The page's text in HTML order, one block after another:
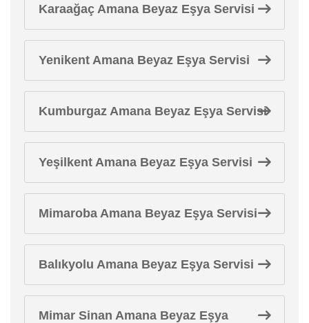
Karaağaç Amana Beyaz Eşya Servisi
Yenikent Amana Beyaz Eşya Servisi
Kumburgaz Amana Beyaz Eşya Servisi
Yeşilkent Amana Beyaz Eşya Servisi
Mimaroba Amana Beyaz Eşya Servisi
Balıkyolu Amana Beyaz Eşya Servisi
Mimar Sinan Amana Beyaz Eşya